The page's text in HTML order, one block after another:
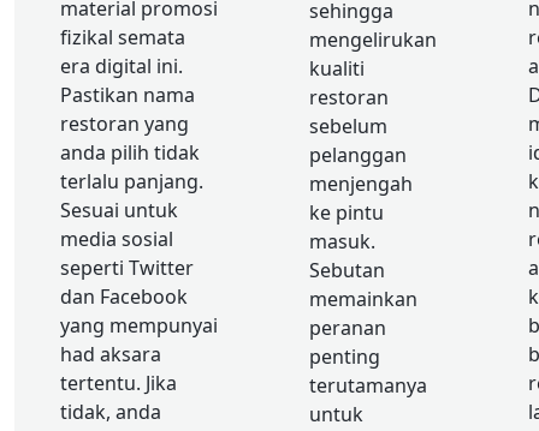
material promosi
fizikal semata
era digital ini.
Pastikan nama
restoran yang
anda pilih tidak
terlalu panjang.
Sesuai untuk
media sosial
seperti Twitter
dan Facebook
yang mempunyai
had aksara
tertentu. Jika
tidak, anda
sehingga
mengelirukan
kualiti
restoran
sebelum
pelanggan
menjengah
ke pintu
masuk.
Sebutan
memainkan
peranan
penting
terutamanya
untuk